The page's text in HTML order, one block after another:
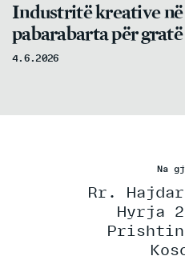
Industritë kreative
pabarabarta për gratë
4.6.2026
Na
Rr.
Hyrja